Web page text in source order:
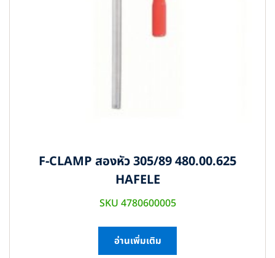
F-CLAMP สองหัว 305/89 480.00.625
HAFELE
SKU 4780600005
อ่านเพิ่มเติม